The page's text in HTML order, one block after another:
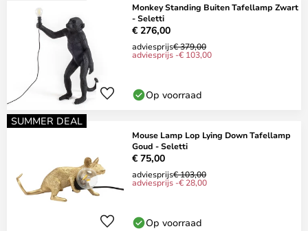
Monkey Standing Buiten Tafellamp Zwart
- Seletti
€ 276,00
adviesprijs€ 379,00
adviesprijs -€ 103,00
Op voorraad
SUMMER DEAL
Mouse Lamp Lop Lying Down Tafellamp
Goud - Seletti
€ 75,00
adviesprijs€ 103,00
adviesprijs -€ 28,00
Op voorraad